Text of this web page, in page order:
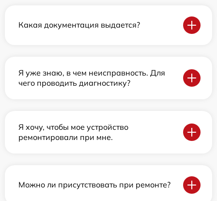
Какая документация выдается?
Я уже знаю, в чем неисправность. Для
чего проводить диагностику?
Я хочу, чтобы мое устройство
ремонтировали при мне.
Можно ли присутствовать при ремонте?